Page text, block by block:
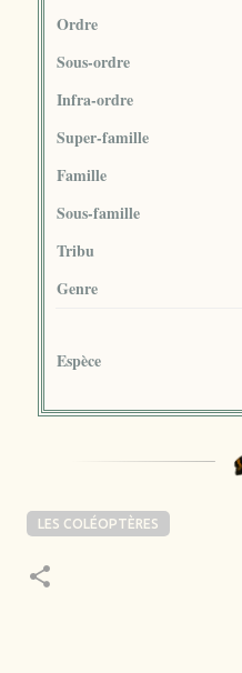
Ordre
Sous-ordre
Infra-ordre
Super-famille
Famille
Sous-famille
Tribu
Genre
Espèce
LES COLÉOPTÈRES